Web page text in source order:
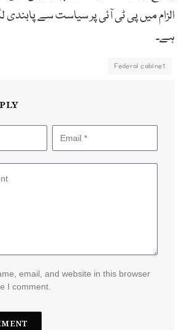
الزام میں پی ٹی آئی پر سیاست سے پابندی
ہے۔
Federal cabinet
email, and website in this browser
I comment.